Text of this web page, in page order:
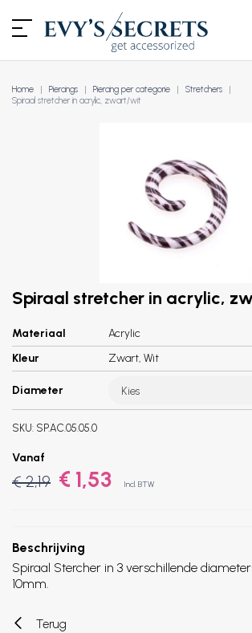
Home Piercings Piercing per categorie
Stretchers
Spiraal stretcher in acrylic, zwart/wit
Spiraal stretcher in acrylic,
Materiaal
Acrylic
Kleur
Zwart, Wit
Diameter Kies
SKU: SP.AC.05.05.0
Vanaf
€ 2,19 € 1,53 Incl. BTW
Beschrijving
Spiraal Stercher in 3 verschillende
10mm.
Terug